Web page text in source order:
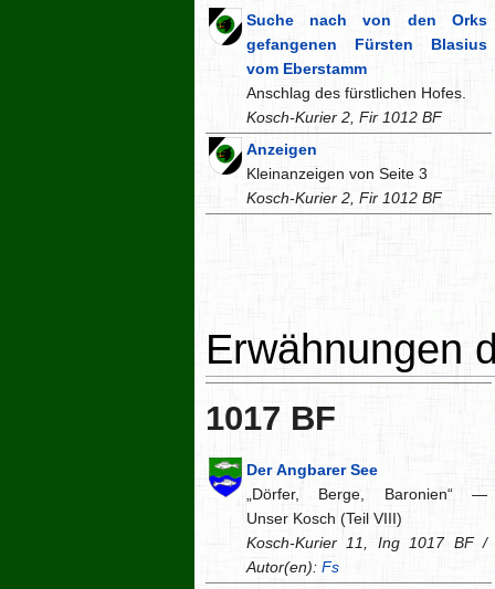
Suche nach von den Orks
gefangenen Fürsten Blasius
vom Eberstamm
Anschlag des fürstlichen Hofes.
Kosch-Kurier 2, Fir 1012 BF
Anzeigen
Kleinanzeigen von Seite 3
Kosch-Kurier 2, Fir 1012 BF
Erwähnungen
1017 BF
Der Angbarer See
„Dörfer, Berge, Baronien“ —
Unser Kosch (Teil VIII)
Kosch-Kurier 11, Ing 1017 BF /
Autor(en): Fs